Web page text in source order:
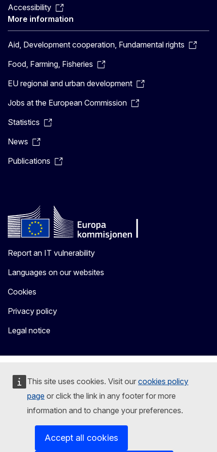
This site uses cookies. Visit our cookies policy
page or click the link in any footer for more
information and to change your preferences.
Accept all cookies
Accessibility
More information
Aid, Development cooperation, Fundamental rights
Food, Farming, Fisheries
EU regional and urban development
Jobs at the European Commission
Statistics
News
Publications
Report an IT vulnerability
Languages on our websites
Cookies
Privacy policy
Legal notice